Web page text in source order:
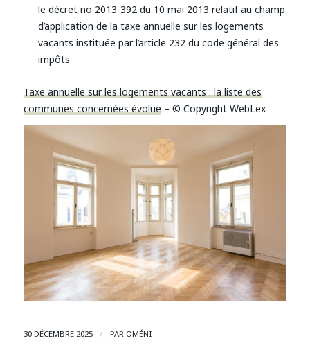
le décret no 2013-392 du 10 mai 2013 relatif au champ
d’application de la taxe annuelle sur les logements
vacants instituée par l’article 232 du code général des
impôts
Taxe annuelle sur les logements vacants : la liste des
communes concernées évolue – © Copyright WebLex
30 DÉCEMBRE 2025 / PAR OMÉNI